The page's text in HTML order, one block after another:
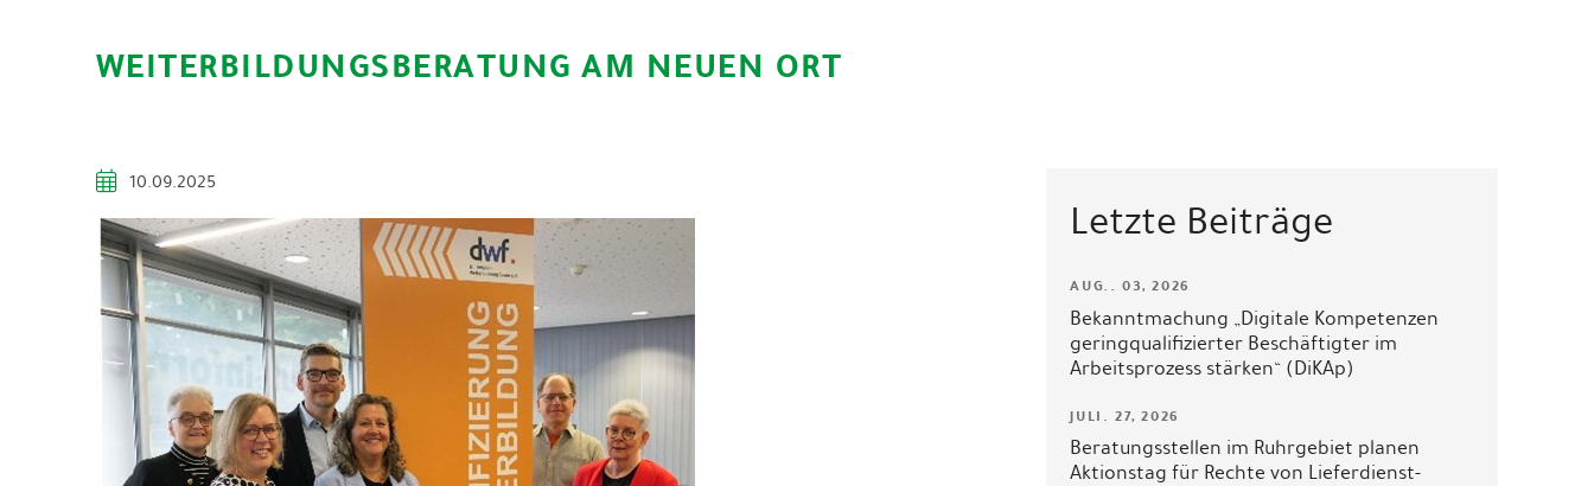
WEITERBILDUNGSBERATUNG AM NEUEN ORT
10.09.2025
Letzte Beiträge
AUG.. 03, 2026
Bekanntmachung „Digitale Kompetenzen
geringqualifizierter Beschäftigter im
Arbeitsprozess stärken“ (DiKAp)
JULI. 27, 2026
Beratungsstellen im Ruhrgebiet planen
Aktionstag für Rechte von Lieferdienst-